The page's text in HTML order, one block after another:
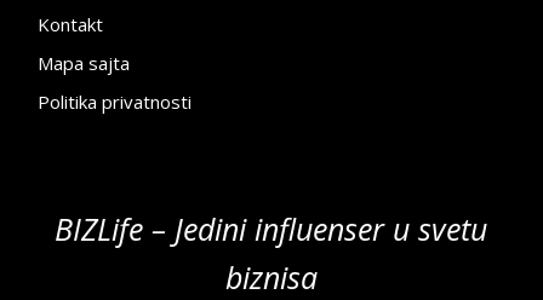
Kontakt
Mapa sajta
Politika privatnosti
BIZLife – Jedini influenser u svetu
biznisa